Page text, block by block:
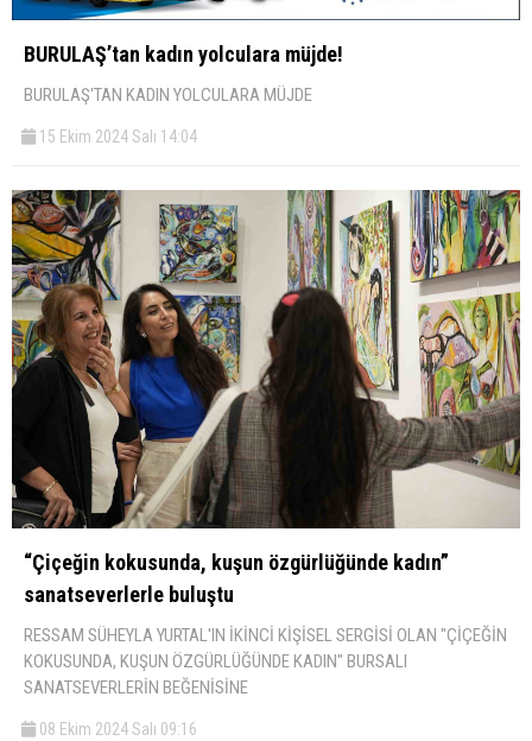
BURULAŞ’tan kadın yolculara müjde!
BURULAŞ'TAN KADIN YOLCULARA MÜJDE
15 Ekim 2024 Salı 14:04
“Çiçeğin kokusunda, kuşun özgürlüğünde kadın”
sanatseverlerle buluştu
RESSAM SÜHEYLA YURTAL'IN İKİNCİ KİŞİSEL SERGİSİ OLAN "ÇİÇEĞİN
KOKUSUNDA, KUŞUN ÖZGÜRLÜĞÜNDE KADIN" BURSALI
SANATSEVERLERİN BEĞENİSİNE
08 Ekim 2024 Salı 09:16